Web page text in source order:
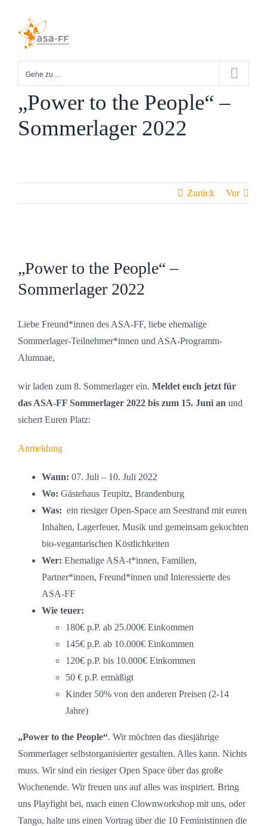
springen
Gehe zu ...
„Power to the People“ –
Sommerlager 2022
Zurück Vor
grösseres
„Power to the People“ –
Sommerlager 2022
Liebe Freund*innen des ASA-FF, liebe ehemalige
Sommerlager-Teilnehmer*innen und ASA-Programm-
Alumnae,
wir laden zum 8. Sommerlager ein. Meldet euch jetzt für
das ASA-FF Sommerlager 2022 bis zum 15. Juni an und
sichert Euren Platz:
Anmeldung
Wann: 07. Juli – 10. Juli 2022
Wo: Gästehaus Teupitz, Brandenburg
Was: ein riesiger Open-Space am Seestrand mit euren
Inhalten, Lagerfeuer, Musik und gemeinsam gekochten
bio-vegantarischen Köstlichkeiten
Wer: Ehemalige ASA-t*innen, Familien,
Partner*innen, Freund*innen und Interessierte des
ASA-FF
Wie teuer:
180€ p.P. ab 25.000€ Einkommen
145€ p.P. ab 10.000€ Einkommen
120€ p.P. bis 10.000€ Einkommen
50 € p.P. ermäßigt
Kinder 50% von den anderen Preisen (2-14
Jahre)
„Power to the People“. Wir möchten das diesjährige
Sommerlager selbstorganisierter gestalten. Alles kann. Nichts
muss. Wir sind ein riesiger Open Space über das große
Wochenende. Wir freuen uns auf alles was inspiriert. Bring
uns Playfight bei, mach einen Clownworkshop mit uns, oder
Tango, halte uns einen Vortrag über die 10 Feministinnen die